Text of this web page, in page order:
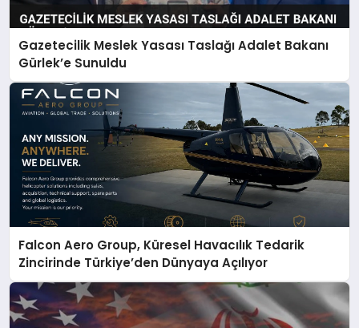
Gazetecilik Meslek Yasası Taslağı Adalet Bakanı
Gürlek’e Sunuldu
Falcon Aero Group, Küresel Havacılık Tedarik
Zincirinde Türkiye’den Dünyaya Açılıyor